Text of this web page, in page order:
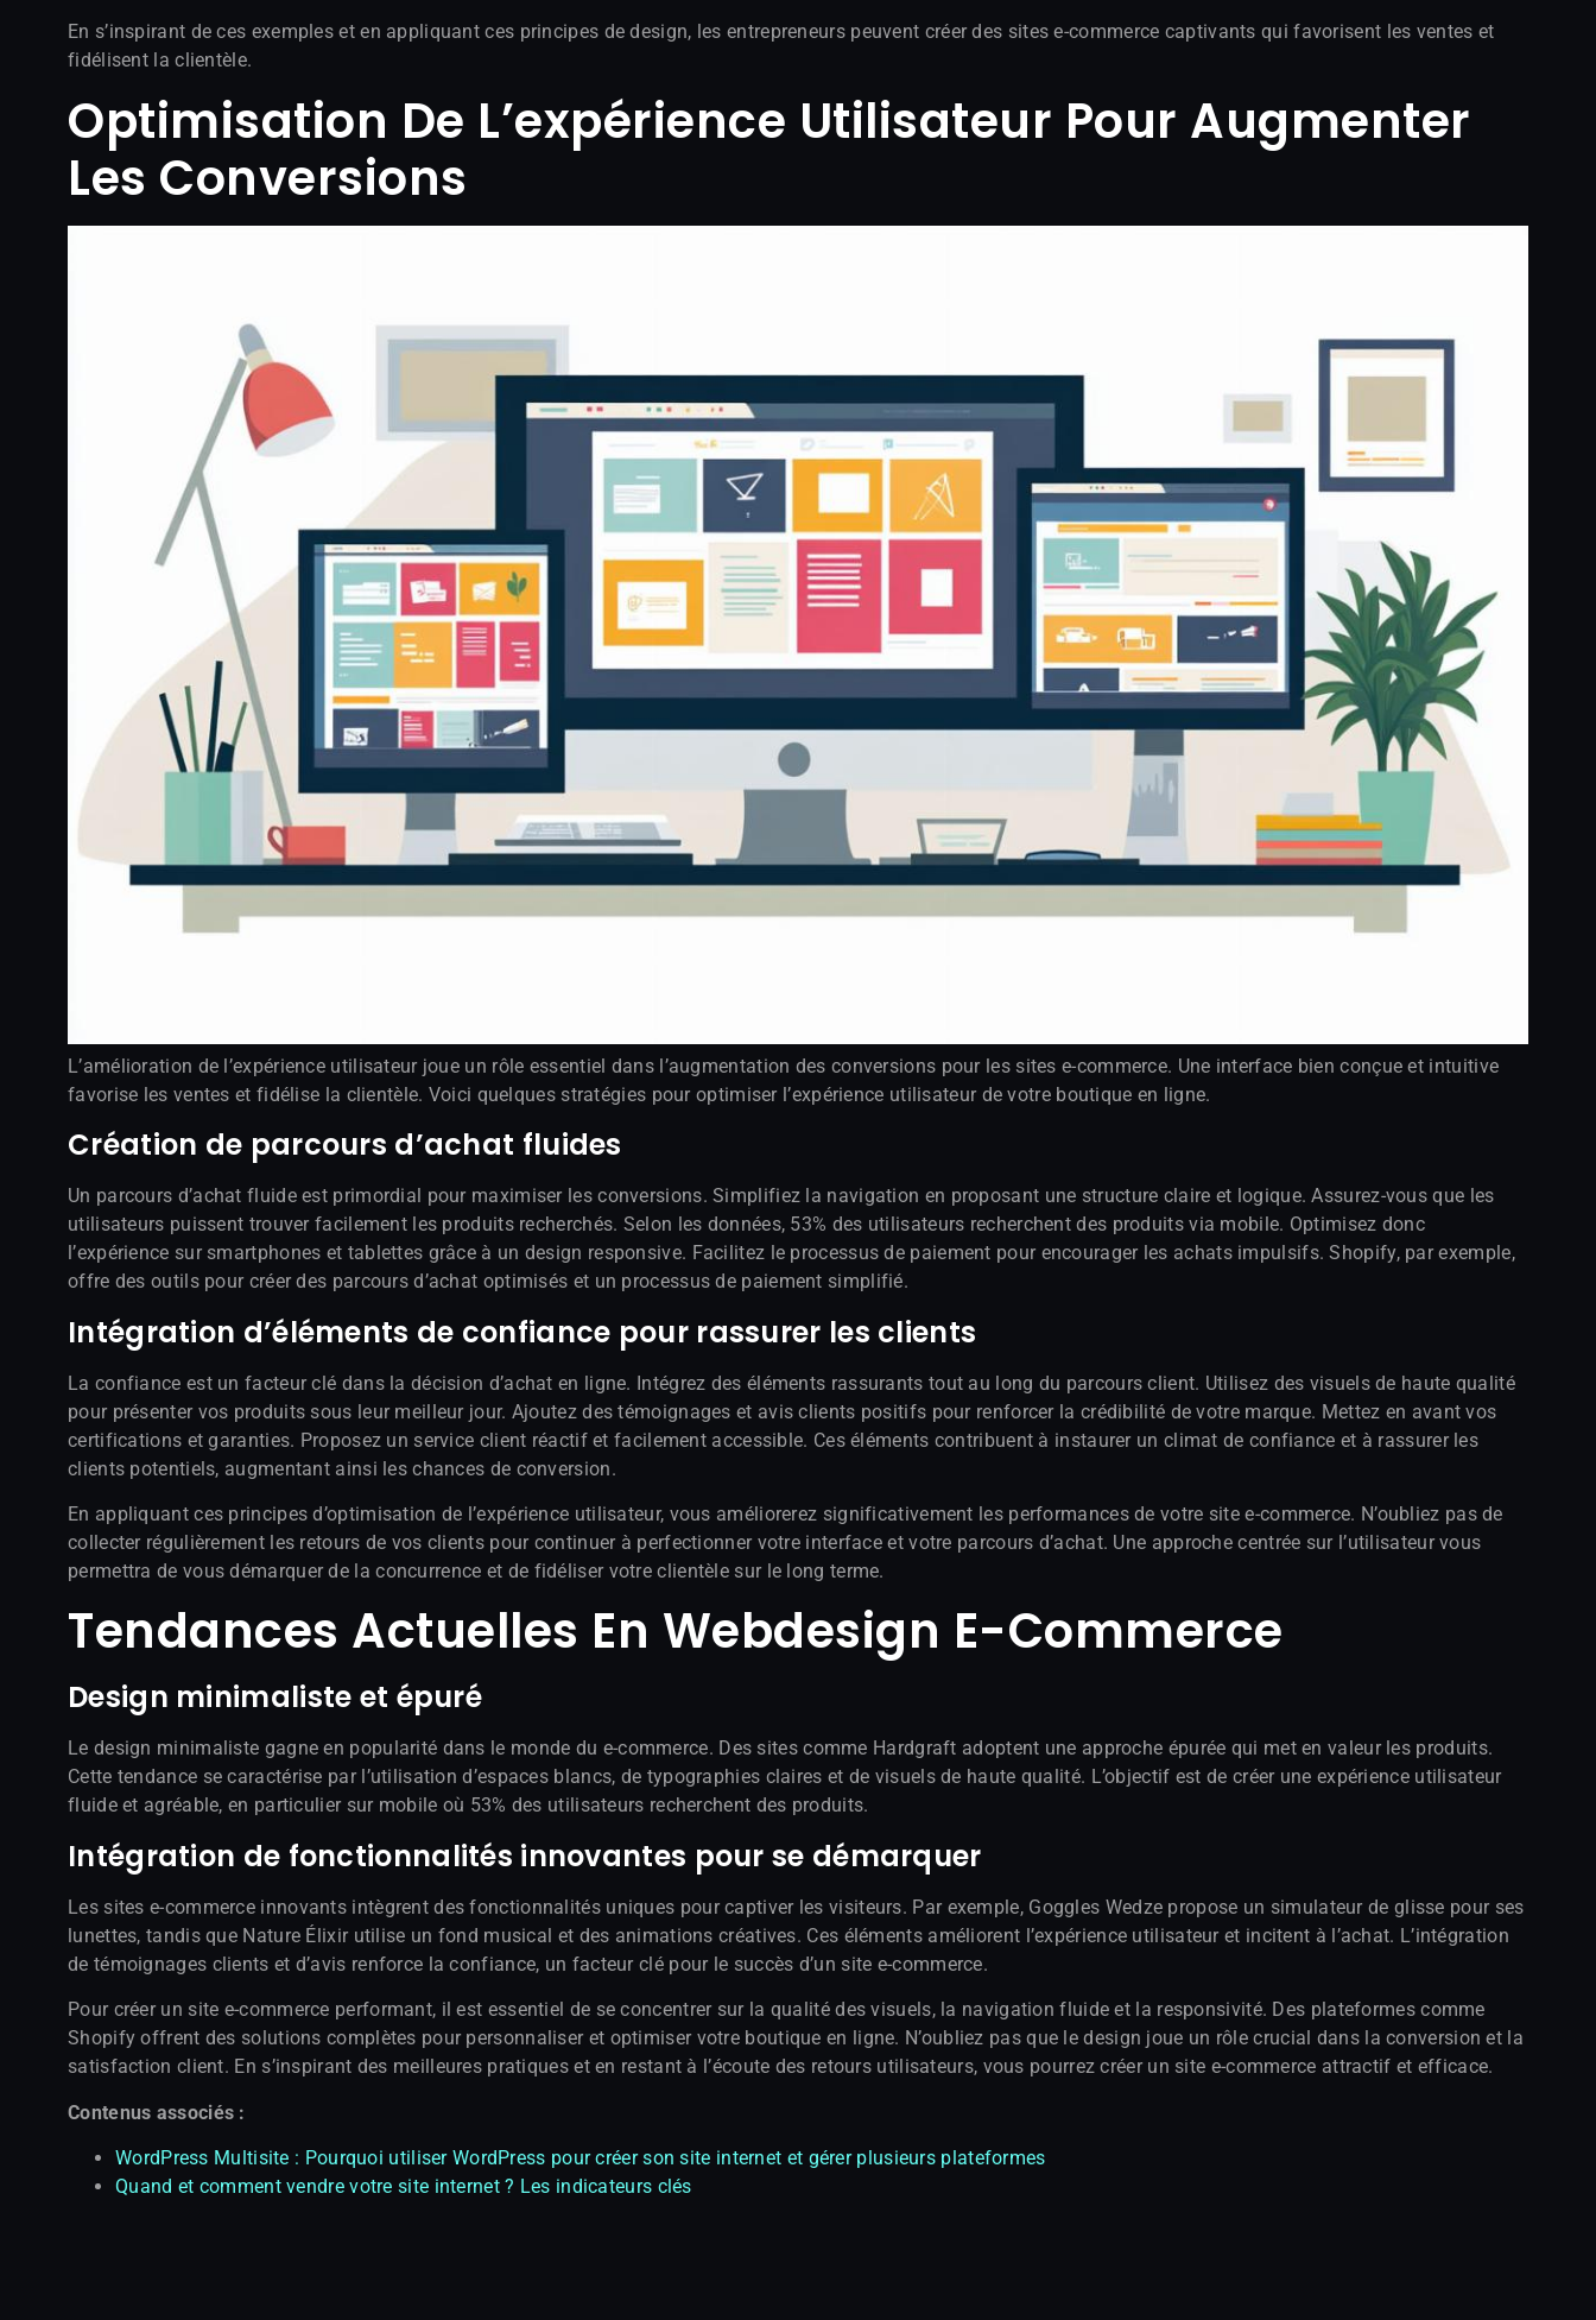
En s’inspirant de ces exemples et en appliquant ces principes de design, les entrepreneurs peuvent créer des sites e-commerce captivants qui favorisent les ventes et
fidélisent la clientèle.
Optimisation De L’expérience Utilisateur Pour Augmenter
Les Conversions
L’amélioration de l’expérience utilisateur joue un rôle essentiel dans l’augmentation des conversions pour les sites e-commerce. Une interface bien conçue et intuitive
favorise les ventes et fidélise la clientèle. Voici quelques stratégies pour optimiser l’expérience utilisateur de votre boutique en ligne.
Création de parcours d’achat fluides
Un parcours d’achat fluide est primordial pour maximiser les conversions. Simplifiez la navigation en proposant une structure claire et logique. Assurez-vous que les
utilisateurs puissent trouver facilement les produits recherchés. Selon les données, 53% des utilisateurs recherchent des produits via mobile. Optimisez donc
l’expérience sur smartphones et tablettes grâce à un design responsive. Facilitez le processus de paiement pour encourager les achats impulsifs. Shopify, par exemple,
offre des outils pour créer des parcours d’achat optimisés et un processus de paiement simplifié.
Intégration d’éléments de confiance pour rassurer les clients
La confiance est un facteur clé dans la décision d’achat en ligne. Intégrez des éléments rassurants tout au long du parcours client. Utilisez des visuels de haute qualité
pour présenter vos produits sous leur meilleur jour. Ajoutez des témoignages et avis clients positifs pour renforcer la crédibilité de votre marque. Mettez en avant vos
certifications et garanties. Proposez un service client réactif et facilement accessible. Ces éléments contribuent à instaurer un climat de confiance et à rassurer les
clients potentiels, augmentant ainsi les chances de conversion.
En appliquant ces principes d’optimisation de l’expérience utilisateur, vous améliorerez significativement les performances de votre site e-commerce. N’oubliez pas de
collecter régulièrement les retours de vos clients pour continuer à perfectionner votre interface et votre parcours d’achat. Une approche centrée sur l’utilisateur vous
permettra de vous démarquer de la concurrence et de fidéliser votre clientèle sur le long terme.
Tendances Actuelles En Webdesign E-Commerce
Design minimaliste et épuré
Le design minimaliste gagne en popularité dans le monde du e-commerce. Des sites comme Hardgraft adoptent une approche épurée qui met en valeur les produits.
Cette tendance se caractérise par l’utilisation d’espaces blancs, de typographies claires et de visuels de haute qualité. L’objectif est de créer une expérience utilisateur
fluide et agréable, en particulier sur mobile où 53% des utilisateurs recherchent des produits.
Intégration de fonctionnalités innovantes pour se démarquer
Les sites e-commerce innovants intègrent des fonctionnalités uniques pour captiver les visiteurs. Par exemple, Goggles Wedze propose un simulateur de glisse pour ses
lunettes, tandis que Nature Élixir utilise un fond musical et des animations créatives. Ces éléments améliorent l’expérience utilisateur et incitent à l’achat. L’intégration
de témoignages clients et d’avis renforce la confiance, un facteur clé pour le succès d’un site e-commerce.
Pour créer un site e-commerce performant, il est essentiel de se concentrer sur la qualité des visuels, la navigation fluide et la responsivité. Des plateformes comme
Shopify offrent des solutions complètes pour personnaliser et optimiser votre boutique en ligne. N’oubliez pas que le design joue un rôle crucial dans la conversion et la
satisfaction client. En s’inspirant des meilleures pratiques et en restant à l’écoute des retours utilisateurs, vous pourrez créer un site e-commerce attractif et efficace.
Contenus associés :
WordPress Multisite : Pourquoi utiliser WordPress pour créer son site internet et gérer plusieurs plateformes
Quand et comment vendre votre site internet ? Les indicateurs clés